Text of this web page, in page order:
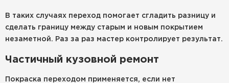
В таких случаях переход помогает сгладить разницу и
сделать границу между старым и новым покрытием
незаметной. Раз за раз мастер контролирует результат.
Частичный кузовной ремонт
Покраска переходом применяется, если нет